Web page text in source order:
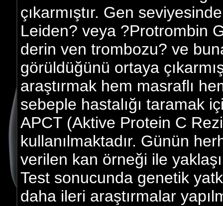
çıkarmıştır. Gen
Leiden? veya ?Protrombin
derin ven trombozu? ve
görüldüğünü ortaya
araştırmak hem masraflı
sebeple hastalığı taramak
APCT (Aktive Protein C
kullanılmaktadır. Günün
verilen kan örneği ile
Test sonucunda genetik
daha ileri araştırmalar